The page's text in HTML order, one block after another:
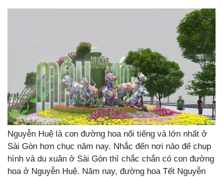
Nguyễn Huệ là con đường hoa nổi tiếng và lớn nhất ở
Sài Gòn hơn chục năm nay. Nhắc đến nơi nào để chụp
hình và du xuân ở Sài Gòn thì chắc chắn có con đường
hoa ở Nguyễn Huệ. Năm nay, đường hoa Tết Nguyễn